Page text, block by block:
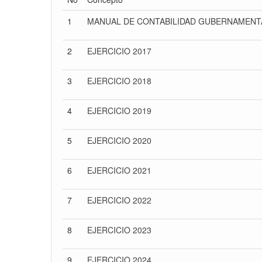
1
MANUAL DE CONTABILIDAD
2 EJERCICIO 2017
3 EJERCICIO 2018
4 EJERCICIO 2019
5 EJERCICIO 2020
6 EJERCICIO 2021
7 EJERCICIO 2022
8 EJERCICIO 2023